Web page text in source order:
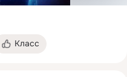
Класс